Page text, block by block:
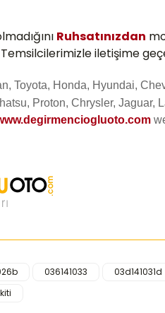
Ruhsatınızdan
iletişime
Toyota, Honda, Hyundai,
Proton, Chrysler, Jaguar,
formunu kullanarak tarafımıza
036141033
03d141031d